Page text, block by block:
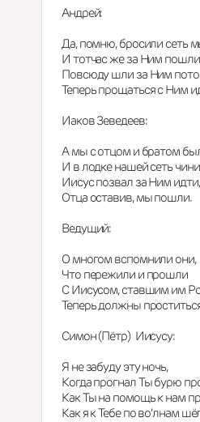
Андрей:
Да, помню, бросили сеть
И тотчас же за Ним
Повсюду шли за Ним
Теперь прощаться с Ним
Иаков Зеведеев:
А мы с отцом и братом
И в лодке нашей сеть
Иисус позвал за Ним идти,
Отца оставив, мы пошли.
Ведущий:
О многом вспомнили они,
Что пережили и прошли
С Иисусом, ставшим им
Теперь должны
Симон (Пётр)  Иисусу:
Я не забуду эту ночь,
Когда прогнал Ты бурю
Как Ты на помощь к нам
Как я к Тебе по во'лнам